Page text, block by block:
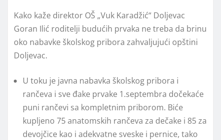
Kako kaže direktor OŠ „Vuk Karadžić“ Doljevac
Goran Ilić roditelji budućih prvaka ne treba da brinu
oko nabavke školskog pribora zahvaljujući opštini
Doljevac.
U toku je javna nabavka školskog pribora i
rančeva i sve đake prvake 1.septembra dočekaće
puni rančevi sa kompletnim priborom. Biće
kupljeno 75 anatomskih rančeva za dečake i 85 za
devojčice kao i adekvatne sveske i pernice, tako